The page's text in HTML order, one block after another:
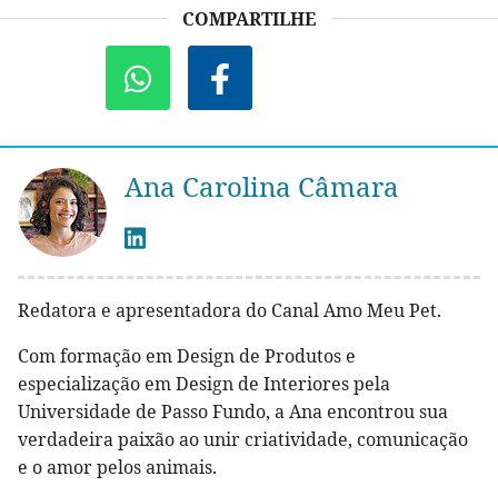
COMPARTILHE
Ana Carolina Câmara
Redatora e apresentadora do Canal Amo Meu Pet.
Com formação em Design de Produtos e
especialização em Design de Interiores pela
Universidade de Passo Fundo, a Ana encontrou sua
verdadeira paixão ao unir criatividade, comunicação
e o amor pelos animais.